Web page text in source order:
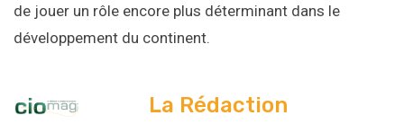
de jouer un rôle encore plus déterminant dans le
développement du continent.
La Rédaction